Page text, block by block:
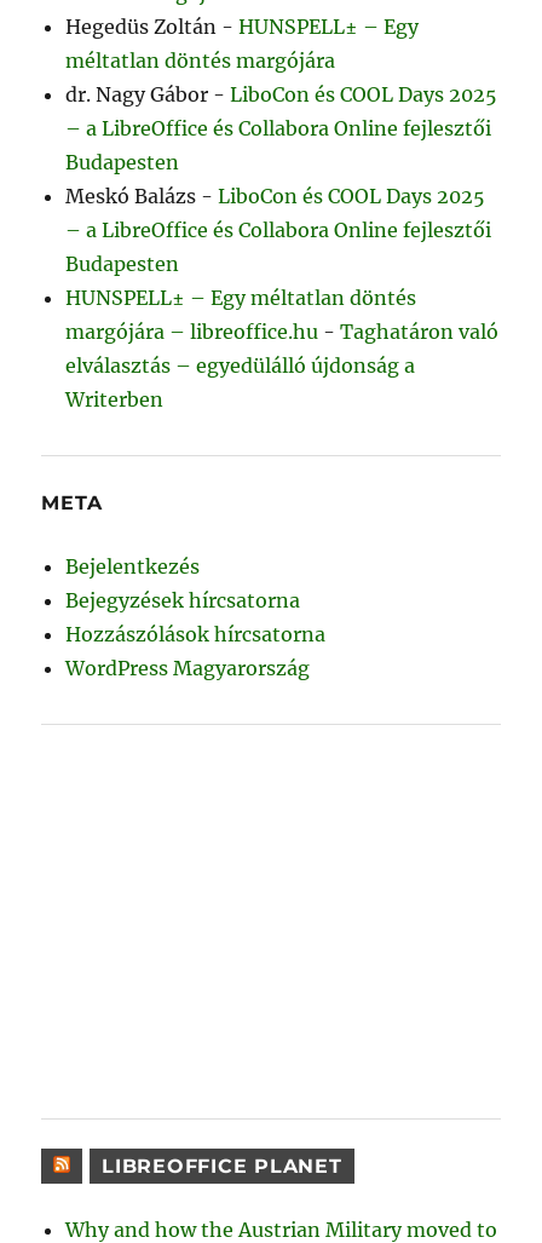
Hegedüs Zoltán -HUNSPELL± – Egy
méltatlan döntés margójára
dr. Nagy Gábor -LiboCon és COOL Days 2025
– a LibreOffice és Collabora Online fejlesztői
Budapesten
Meskó Balázs -LiboCon és COOL Days 2025
– a LibreOffice és Collabora Online fejlesztői
Budapesten
HUNSPELL± – Egy méltatlan döntés
margójára – libreoffice.hu -Taghatáron való
elválasztás – egyedülálló újdonság a
Writerben
META
Bejelentkezés
Bejegyzések hírcsatorna
Hozzászólások hírcsatorna
WordPress Magyarország
LIBREOFFICE PLANET
Why and how the Austrian Military moved to